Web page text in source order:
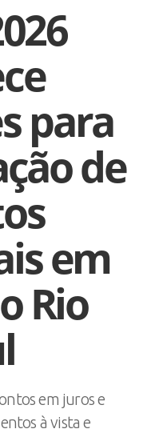
para
de
em
Rio
em juros e
à vista e